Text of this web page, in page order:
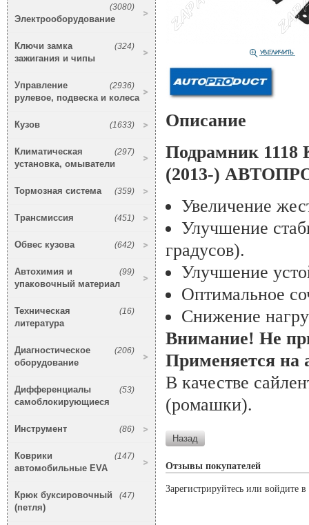
(3080)
Электрооборудование
(324)
Ключи замка
зажигания и чипы
(2936)
Управление
рулевое, подвеска и колеса
(1633)
Кузов
(297)
Климатическая
установка, омыватели
(359)
Тормозная система
(451)
Трансмиссия
(642)
Обвес кузова
(99)
Автохимия и
упаковочный материал
(16)
Техническая
литература
(206)
Диагностическое
оборудование
(53)
Дифференциалы
самоблокирующиеся
(86)
Инструмент
(147)
Коврики
автомобильные EVA
(47)
Крюк буксировочный
(петля)
Описание
Подрамник 1118
(2013-)
Увеличение
Улучшение
градусов).
Улучшение
Оптимальное
Снижение
Внимание! Не
Применяется на
В качестве
(ромашки).
Отзывы покупателей
Зарегистрируйтесь или войдите